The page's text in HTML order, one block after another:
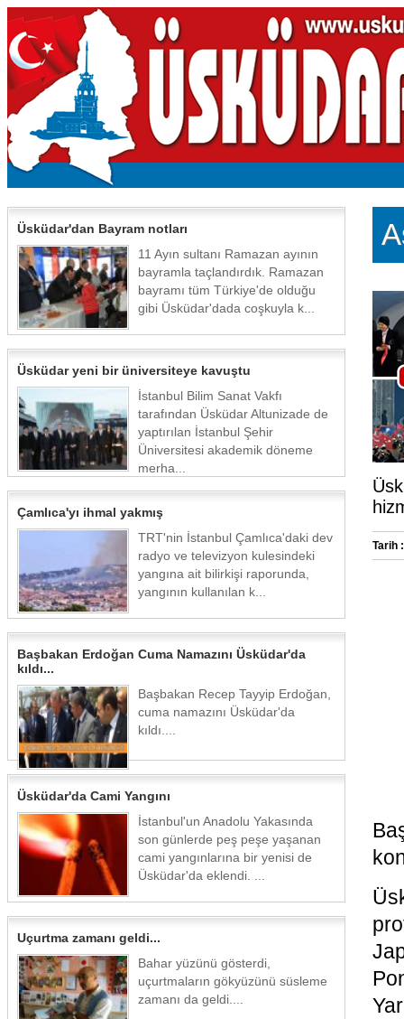
Üsküdar'dan Bayram notları
11 Ayın sultanı Ramazan ayının
bayramla taçlandırdık. Ramazan
bayramı tüm Türkiye'de olduğu
gibi Üsküdar'dada coşkuyla k...
Üsküdar yeni bir üniversiteye kavuştu
İstanbul Bilim Sanat Vakfı
tarafından Üsküdar Altunizade de
yaptırılan İstanbul Şehir
Üniversitesi akademik döneme
merha...
Çamlıca'yı ihmal yakmış
TRT'nin İstanbul Çamlıca'daki dev
radyo ve televizyon kulesindeki
yangına ait bilirkişi raporunda,
yangının kullanılan k...
Başbakan Erdoğan Cuma Namazını Üsküdar'da
kıldı...
Başbakan Recep Tayyip Erdoğan,
cuma namazını Üsküdar'da
kıldı....
Üsküdar'da Cami Yangını
İstanbul'un Anadolu Yakasında
son günlerde peş peşe yaşanan
cami yangınlarına bir yenisi de
Üsküdar'da eklendi. ...
Uçurtma zamanı geldi...
Bahar yüzünü gösterdi,
uçurtmaların gökyüzünü süsleme
zamanı da geldi....
Tarih :